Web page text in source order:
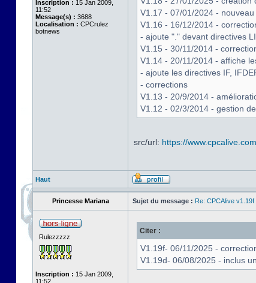
Inscription : 15 Jan 2009,
11:52
Message(s) : 3688
Localisation : CPCrulez
botnews
V1.17 - 07/01/2024 -
V1.16 - 16/12/2014 -
- ajoute "." devant directives
V1.15 - 30/11/2014 -
V1.14 - 20/11/2014 - affiche
- ajoute les directives IF,
- corrections
V1.13 - 20/9/2014 -
V1.12 - 02/3/2014 - gestion
src/url: https://
Haut
Princesse Mariana Sujet du message : Re: CPCAlive v1.19f
Rulezzzzz
Inscription : 15 Jan 2009,
11:52
Citer :
V1.19f- 06/11/2025 -
V1.19d- 06/08/2025 - inclus